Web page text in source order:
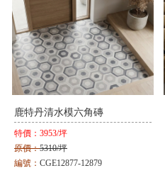
鹿特丹清水模六角磚
特價： 3953/坪
原價：5310/坪
編號： CGE12877-12879